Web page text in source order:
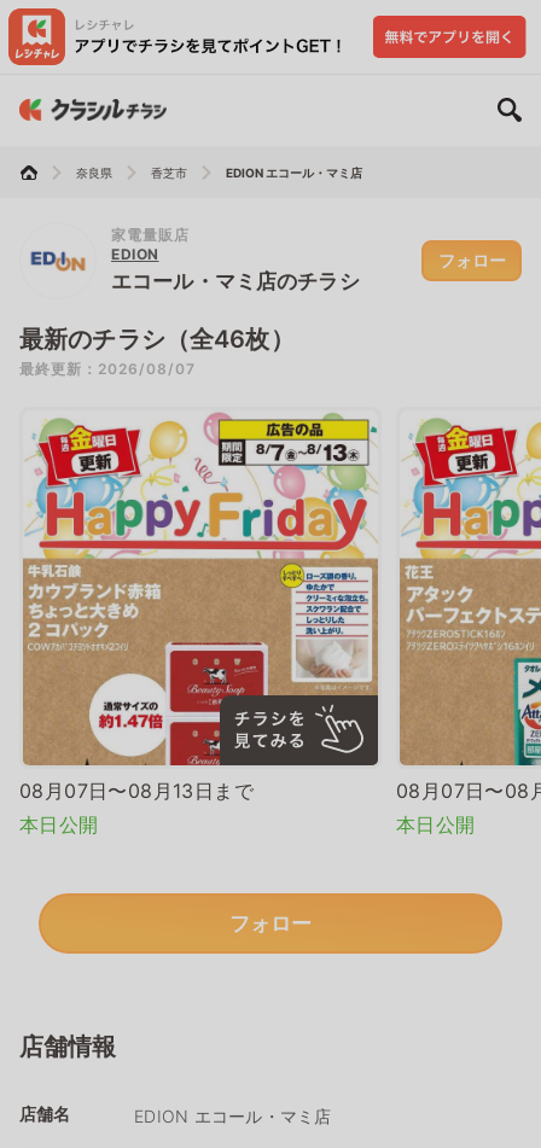
奈良県 香芝市 EDION エコール・マミ店
家電量販店
EDION
エコール・マミ店のチラシ
フォロー
最新のチラシ（全46枚）
最終更新：2026/08/07
08月07日〜08月13日まで
本日公開
08月07日〜08
本日公開
フォロー
店舗情報
店舗名 EDION エコール・マミ店